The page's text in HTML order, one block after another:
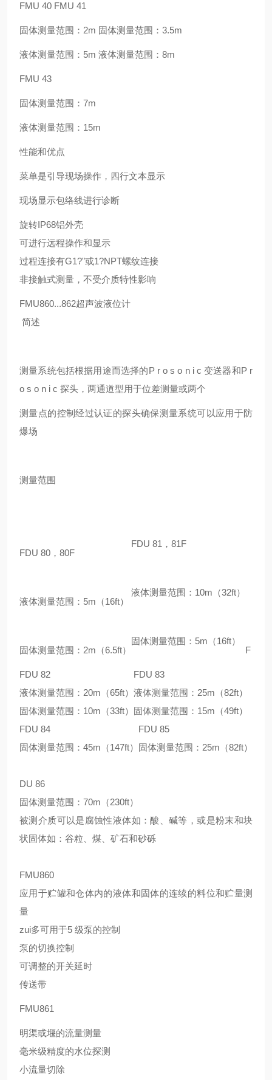
FMU 40 FMU 41
固体测量范围：2m 固体测量范围：3.5m
液体测量范围：5m 液体测量范围：8m
FMU 43
固体测量范围：7m
液体测量范围：15m
性能和优点
菜单是引导现场操作，四行文本显示
现场显示包络线进行诊断
旋转IP68铝外壳
可进行远程操作和显示
过程连接有G1?"或1?NPT螺纹连接
非接触式测量，不受介质特性影响
FMU860...862超声波液位计
简述
测量系统包括根据用途而选择的P r o s o n i c 变送器和P r
o s o n i c 探头，两通道型用于位差测量或两个
测量点的控制经过认证的探头确保测量系统可以应用于防
爆场
测量范围
FDU 80，80F
FDU 81，81F
液体测量范围：5m（16ft）
液体测量范围：10m（32ft）
固体测量范围：2m（6.5ft）
固体测量范围：5m（16ft）
FDU 82
FDU 83
液体测量范围：20m（65ft） 液体测量范围：25m（82ft）
固体测量范围：10m（33ft） 固体测量范围：15m（49ft）
FDU 84
FDU 85
固体测量范围：45m（147ft） 固体测量范围：25m（82ft）
F
DU 86
固体测量范围：70m（230ft）
被测介质可以是腐蚀性液体如：酸、碱等，或是粉末和块
状固体如：谷粒、煤、矿石和砂砾
FMU860
应用于贮罐和仓体内的液体和固体的连续的料位和贮量测
量
zui多可用于5 级泵的控制
泵的切换控制
可调整的开关延时
传送带
FMU861
明渠或堰的流量测量
毫米级精度的水位探测
小流量切除